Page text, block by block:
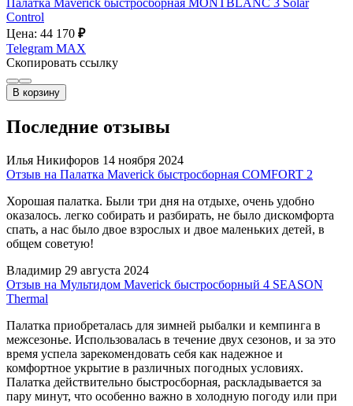
Control
Цена: 44 170 ₽
Telegram MAX
Скопировать ссылку
В корзину
Последние отзывы
Илья Никифоров 14 ноября 2024
Отзыв на Палатка Maverick быстросборная COMFORT 2
Хорошая палатка. Были три дня на отдыхе, очень удобно
оказалось. легко собирать и разбирать, не было дискомфорта
спать, а нас было двое взрослых и двое маленьких детей, в
общем советую!
Владимир 29 августа 2024
Отзыв на Мультидом Maverick быстросборный 4 SEASON
Thermal
Палатка приобреталась для зимней рыбалки и кемпинга в
межсезонье. Использовалась в течение двух сезонов, и за это
время успела зарекомендовать себя как надежное и
комфортное укрытие в различных погодных условиях.
Палатка действительно быстросборная, раскладывается за
пару минут, что особенно важно в холодную погоду или при